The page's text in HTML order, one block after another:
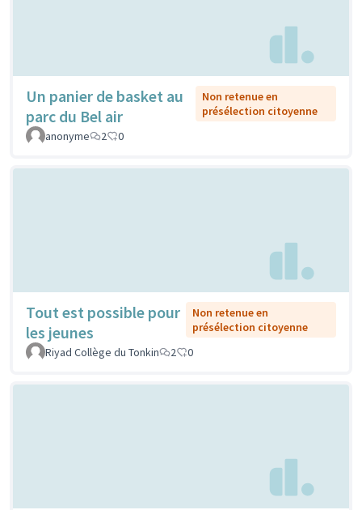
Un panier de basket au
parc du Bel air
Non retenue en
présélection citoyenne
anonyme
2 0
Tout est possible pour
les jeunes
Non retenue en
présélection citoyenne
Riyad Collège du Tonkin
2 0